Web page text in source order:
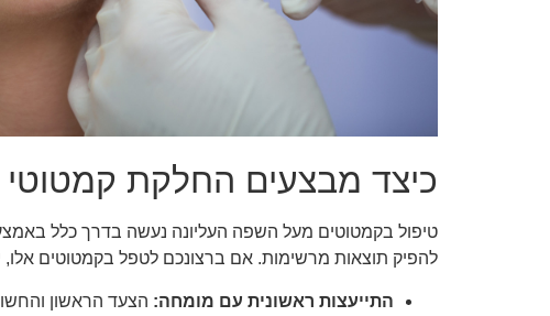
כיצד מבצעים החלקת
טיפול בקמטוטים מעל השפה העליונה נעשה בדרך כלל
להפיק תוצאות מרשימות. אם ברצונכם לטפל בקמטוטים
התייעצות ראשונית עם מומחה: הצעד הראשון